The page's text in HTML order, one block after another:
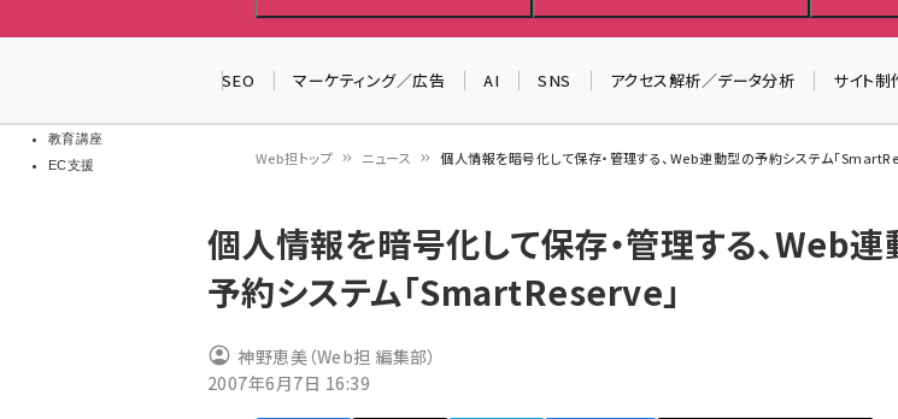
教育講座
EC支援
SEO マーケティング／広告 AI SNS アクセス解析／データ分析 サイト制
ン
く
ず
Web担トップ ニュース 個人情報を暗号化して保存・管理する、Web連動型の予約システム「
個人情報を暗号化して保存・管理する、Web
予約システム「SmartReserve」
神野恵美（Web担 編集部）
2007年6月7日 16:39
▼アンケートページはこちらから▼